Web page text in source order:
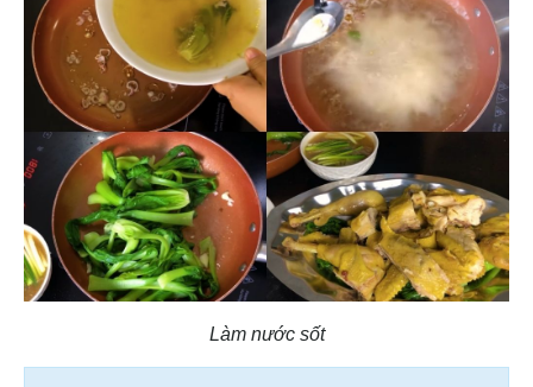
Làm nước sốt